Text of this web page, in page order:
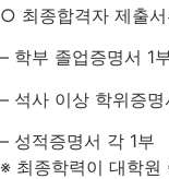
○ 최종합격자 제출서
– 학부 졸업증명서 1
– 석사 이상 학위증
– 성적증명서 각 1부
※ 최종학력이 대학